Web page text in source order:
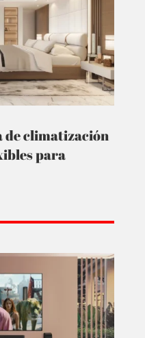
de climatización
para